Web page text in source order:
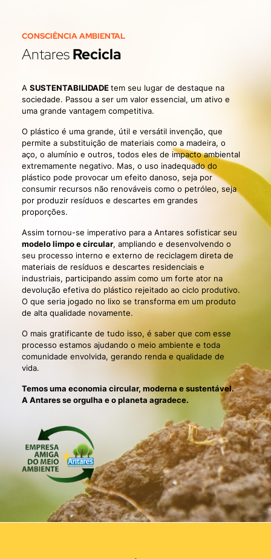
CONSCIÊNCIA AMBIENTAL
AntaresRecicla
A SUSTENTABILIDADEtem seu lugar de destaque na
sociedade. Passou a ser um valor essencial, um ativo e
uma grande vantagem competitiva.
O plástico é uma grande, útil e versátil invenção, que
permite a substituição de materiais como a madeira, o
aço, o alumínio e outros, todos eles de impacto ambiental
extremamente negativo. Mas, o uso inadequado do
plástico pode provocar um efeito danoso, seja por
consumir recursos não renováveis como o petróleo, seja
por produzir resíduos e descartes em grandes
proporções.
Assim tornou-se imperativo para a Antares sofisticar seu
modelo limpo e circular, ampliando e desenvolvendo o
seu processo interno e externo de reciclagem direta de
materiais de resíduos e descartes residenciais e
industriais, participando assim como um forte ator na
devolução efetiva do plástico rejeitado ao ciclo produtivo.
O que seria jogado no lixo se transforma em um produto
de alta qualidade novamente.
O mais gratificante de tudo isso, é saber que com esse
processo estamos ajudando o meio ambiente e toda
comunidade envolvida, gerando renda e qualidade de
vida.
Temos uma economia circular, moderna e sustentável.
A Antares se orgulha e o planeta agradece.